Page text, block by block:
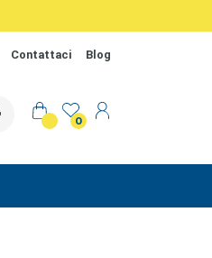
Contattaci Blog
0